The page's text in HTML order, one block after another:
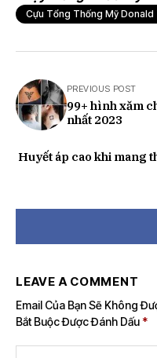
Cựu Tổng Thống Mỹ Donald
PREVIOUS POST
99+ hình xăm
nhất 2023
Huyết áp cao khi mang
LEAVE A COMMENT
Email Của Bạn Sẽ Không
Bắt Buộc Được Đánh Dấu *